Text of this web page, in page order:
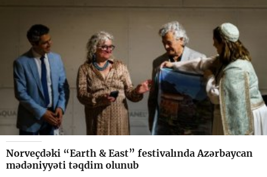
Norveçdəki “Earth & East” festivalında Azərbaycan
mədəniyyəti təqdim olunub